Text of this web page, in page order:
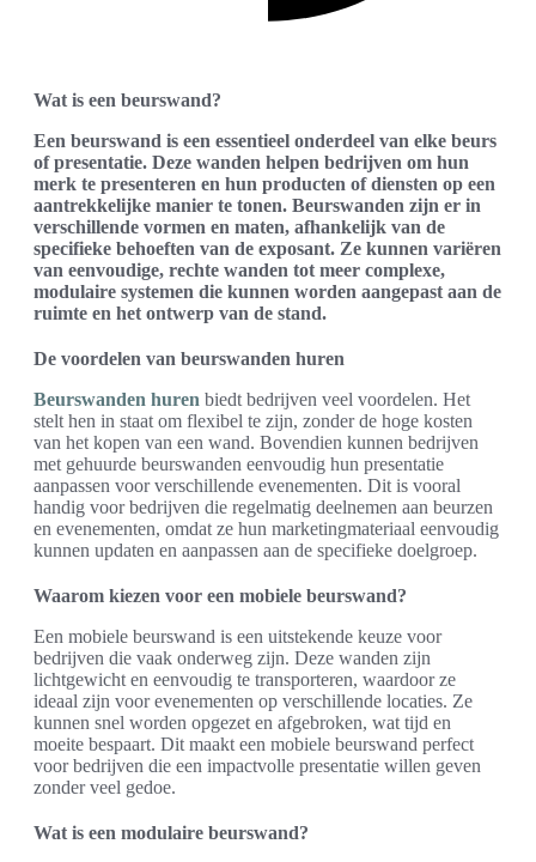
Wat is een beurswand?
Een beurswand is een essentieel onderdeel van elke beurs
of presentatie. Deze wanden helpen bedrijven om hun
merk te presenteren en hun producten of diensten op een
aantrekkelijke manier te tonen. Beurswanden zijn er in
verschillende vormen en maten, afhankelijk van de
specifieke behoeften van de exposant. Ze kunnen variëren
van eenvoudige, rechte wanden tot meer complexe,
modulaire systemen die kunnen worden aangepast aan de
ruimte en het ontwerp van de stand.
De voordelen van beurswanden huren
Beurswanden huren biedt bedrijven veel voordelen. Het
stelt hen in staat om flexibel te zijn, zonder de hoge kosten
van het kopen van een wand. Bovendien kunnen bedrijven
met gehuurde beurswanden eenvoudig hun presentatie
aanpassen voor verschillende evenementen. Dit is vooral
handig voor bedrijven die regelmatig deelnemen aan beurzen
en evenementen, omdat ze hun marketingmateriaal eenvoudig
kunnen updaten en aanpassen aan de specifieke doelgroep.
Waarom kiezen voor een mobiele beurswand?
Een mobiele beurswand is een uitstekende keuze voor
bedrijven die vaak onderweg zijn. Deze wanden zijn
lichtgewicht en eenvoudig te transporteren, waardoor ze
ideaal zijn voor evenementen op verschillende locaties. Ze
kunnen snel worden opgezet en afgebroken, wat tijd en
moeite bespaart. Dit maakt een mobiele beurswand perfect
voor bedrijven die een impactvolle presentatie willen geven
zonder veel gedoe.
Wat is een modulaire beurswand?